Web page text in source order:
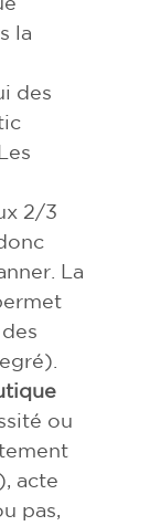
la
des
2/3
La
ou
acte
pas,